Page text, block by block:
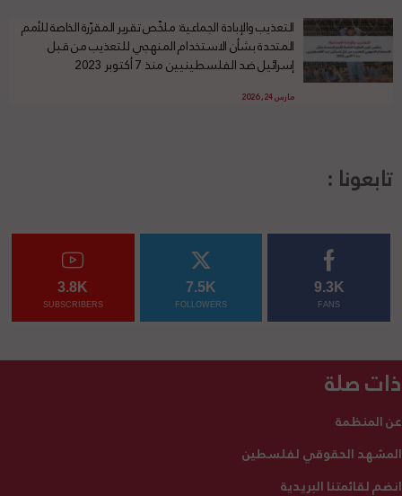
التعذيب والإبادة الجماعية: ملخّص تقرير المقرّرة الخاصة للأمم
المتحدة بشأن الاستخدام المنهجي للتعذيب من قبل
إسرائيل ضد الفلسطينيين منذ 7 أكتوبر 2023
مارس 24, 2026
تابعونا :
9.3K
FANS
7.5K
FOLLOWERS
3.8K
SUBSCRIBERS
ذات صلة
عن المنظمة
المشهد الحقوقي لفلسطين
انضم لقائمتنا البريدية